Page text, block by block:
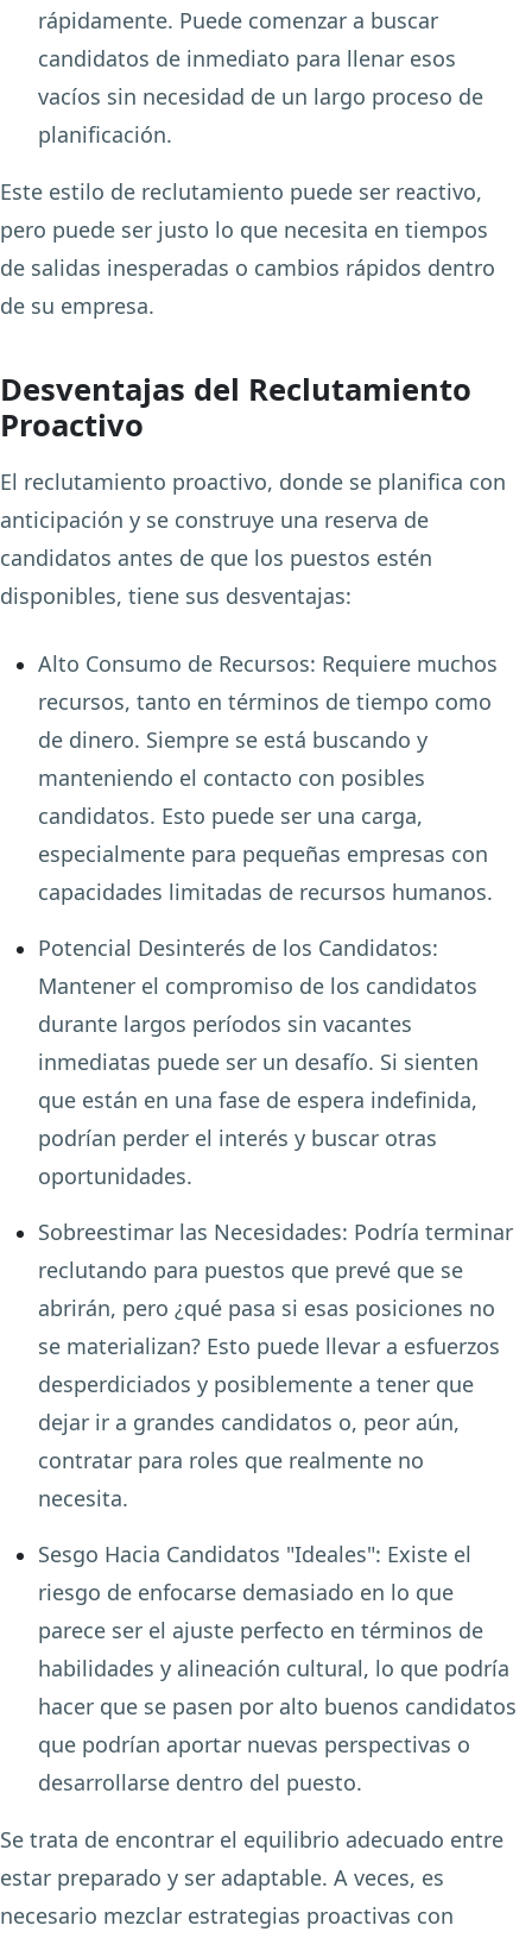
rápidamente. Puede comenzar a buscar
candidatos de inmediato para llenar esos
vacíos sin necesidad de un largo proceso de
planificación.
Este estilo de reclutamiento puede ser reactivo,
pero puede ser justo lo que necesita en tiempos
de salidas inesperadas o cambios rápidos dentro
de su empresa.
Desventajas del Reclutamiento
Proactivo
El reclutamiento proactivo, donde se planifica con
anticipación y se construye una reserva de
candidatos antes de que los puestos estén
disponibles, tiene sus desventajas:
Alto Consumo de Recursos: Requiere muchos
recursos, tanto en términos de tiempo como
de dinero. Siempre se está buscando y
manteniendo el contacto con posibles
candidatos. Esto puede ser una carga,
especialmente para pequeñas empresas con
capacidades limitadas de recursos humanos.
Potencial Desinterés de los Candidatos:
Mantener el compromiso de los candidatos
durante largos períodos sin vacantes
inmediatas puede ser un desafío. Si sienten
que están en una fase de espera indefinida,
podrían perder el interés y buscar otras
oportunidades.
Sobreestimar las Necesidades: Podría terminar
reclutando para puestos que prevé que se
abrirán, pero ¿qué pasa si esas posiciones no
se materializan? Esto puede llevar a esfuerzos
desperdiciados y posiblemente a tener que
dejar ir a grandes candidatos o, peor aún,
contratar para roles que realmente no
necesita.
Sesgo Hacia Candidatos "Ideales": Existe el
riesgo de enfocarse demasiado en lo que
parece ser el ajuste perfecto en términos de
habilidades y alineación cultural, lo que podría
hacer que se pasen por alto buenos candidatos
que podrían aportar nuevas perspectivas o
desarrollarse dentro del puesto.
Se trata de encontrar el equilibrio adecuado entre
estar preparado y ser adaptable. A veces, es
necesario mezclar estrategias proactivas con